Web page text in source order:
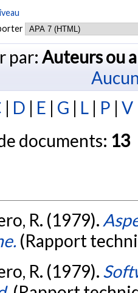
par: Auteurs ou
| D | E | G | L | P | V
documents: 13
R. (1979).
(Rapport
R. (1979).